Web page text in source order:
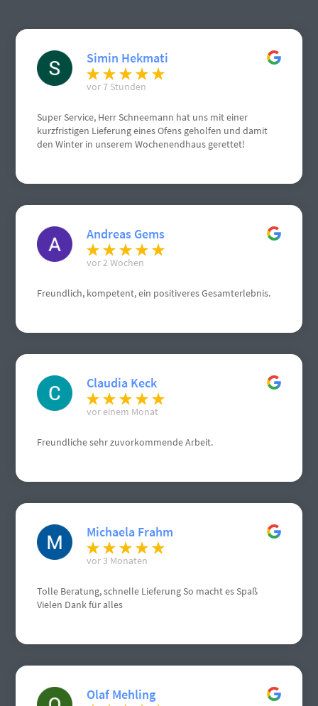
Simin Hekmati
vor 7 Stunden
Super Service, Herr Schneemann hat uns mit einer
kurzfristigen Lieferung eines Ofens geholfen und damit
den Winter in unserem Wochenendhaus gerettet!
Andreas Gems
vor 2 Wochen
Freundlich, kompetent, ein positiveres Gesamterlebnis.
Claudia Keck
vor einem Monat
Freundliche sehr zuvorkommende Arbeit.
Michaela Frahm
vor 3 Monaten
Tolle Beratung, schnelle Lieferung So macht es Spaß
Vielen Dank für alles
Olaf Mehling